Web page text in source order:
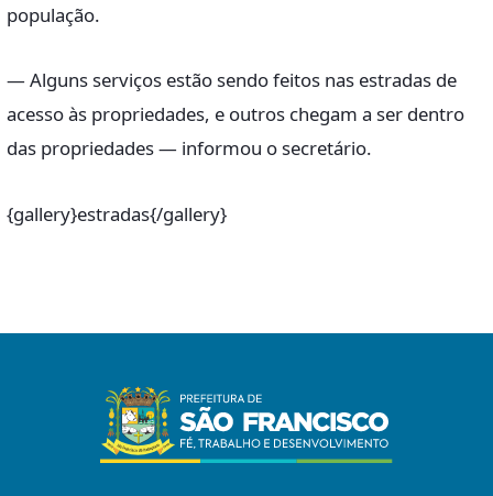
população.
— Alguns serviços estão sendo feitos nas estradas de
acesso às propriedades, e outros chegam a ser dentro
das propriedades — informou o secretário.
{gallery}estradas{/gallery}